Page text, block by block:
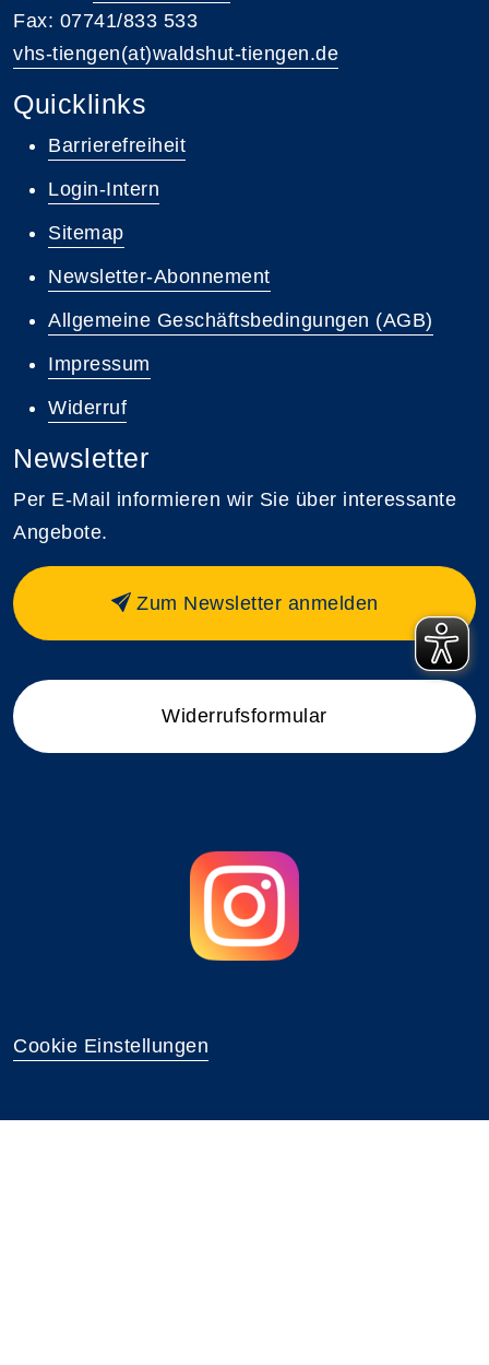
Fax: 07741/833 533
vhs-tiengen(at)waldshut-tiengen.de
Quicklinks
Barrierefreiheit
Login-Intern
Sitemap
Newsletter-Abonnement
Allgemeine Geschäftsbedingungen (AGB)
Impressum
Widerruf
Newsletter
Per E-Mail informieren wir Sie über interessante
Angebote.
Zum Newsletter anmelden
Widerrufsformular
Cookie Einstellungen